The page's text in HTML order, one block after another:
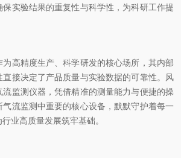
实验结果的重复性与科学性，为科研工作提
精度生产、科学研发的核心场所，其内部
接决定了产品质量与实验数据的可靠性。风
监测仪器，凭借精准的测量能力与便捷的操
流监测中重要的核心设备，默默守护着每一
业高质量发展筑牢基础。